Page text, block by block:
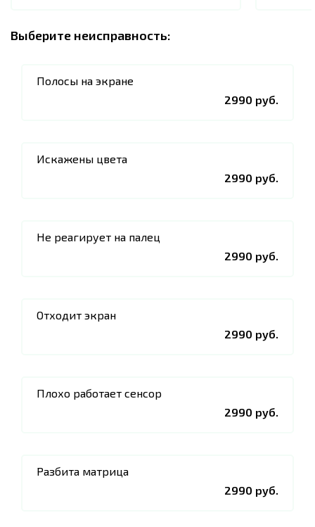
Выберите неисправность:
Полосы на экране
2990 руб.
Искажены цвета
2990 руб.
Не реагирует на палец
2990 руб.
Отходит экран
2990 руб.
Плохо работает сенсор
2990 руб.
Разбита матрица
2990 руб.